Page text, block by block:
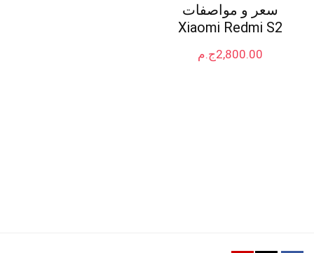
سعر و مواصفات
Xiaomi Redmi S2
ج.م2,800.00